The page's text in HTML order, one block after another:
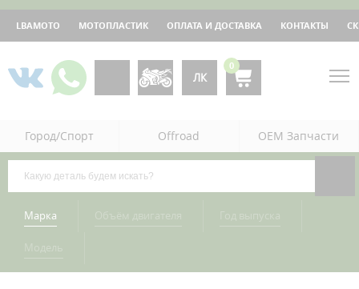
LBAMOTO МОТОПЛАСТИК ОПЛАТА И ДОСТАВКА КОНТАКТЫ
ЛК
0
Город/Спорт Offroad OEM Запчасти
Марка